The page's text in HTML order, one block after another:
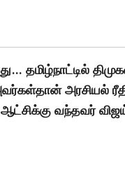
தமிழ்நாட்டில்
அரசியல்
வந்தவர்